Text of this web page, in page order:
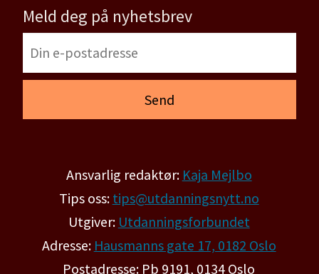
Meld deg på nyhetsbrev
Ansvarlig redaktør: Kaja Mejlbo
Tips oss: tips@utdanningsnytt.no
Utgiver: Utdanningsforbundet
Adresse: Hausmanns gate 17, 0182 Oslo
Postadresse: Pb 9191, 0134 Oslo